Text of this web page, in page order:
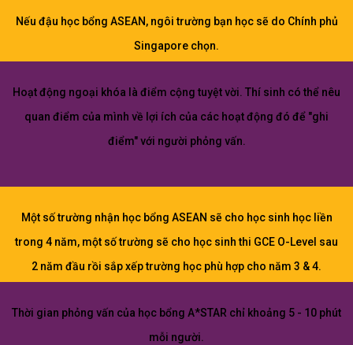
Nếu đậu học bổng ASEAN, ngôi trường bạn học sẽ do Chính phủ
Singapore chọn.
Hoạt động ngoại khóa là điểm cộng tuyệt vời. Thí sinh có thể nêu
quan điểm của mình về lợi ích của các hoạt động đó để "ghi
điểm" với người phỏng vấn.
Một số trường nhận học bổng ASEAN sẽ cho học sinh học liền
trong 4 năm, một số trường sẽ cho học sinh thi GCE O-Level sau
2 năm đầu rồi sắp xếp trường học phù hợp cho năm 3 & 4.
Thời gian phỏng vấn của học bổng A*STAR chỉ khoảng 5 - 10 phút
mỗi người.